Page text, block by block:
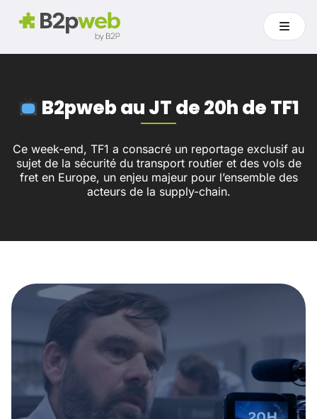
B2pweb au JT de 20h de TF1
Ce week-end, TF1 a consacré un reportage exclusif au
sujet de la sécurité du transport routier et des vols de
fret en Europe, un enjeu majeur pour l’ensemble des
acteurs de la supply-chain.